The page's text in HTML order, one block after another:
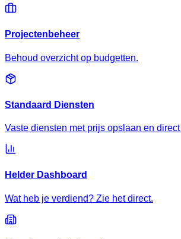
Projectenbeheer
Behoud overzicht op budgetten.
Standaard Diensten
Vaste diensten met prijs opslaan en
Helder Dashboard
Wat heb je verdiend? Zie het direct.